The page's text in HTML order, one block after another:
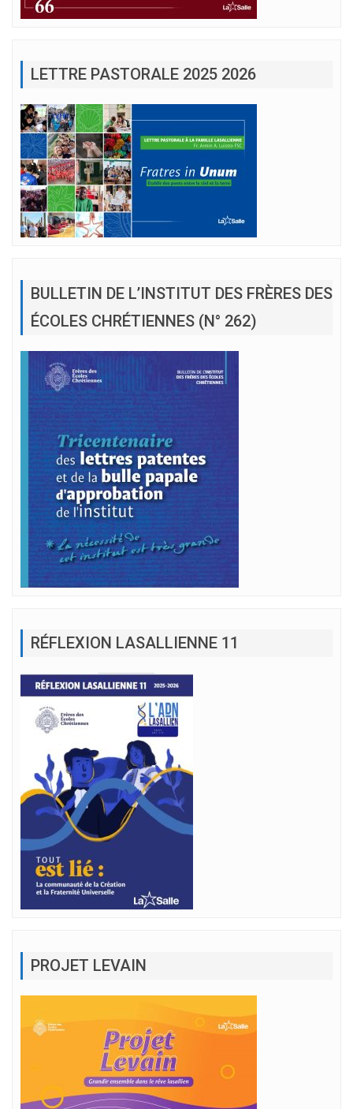
LETTRE PASTORALE 2025 2026
BULLETIN DE L’INSTITUT DES FRÈRES DES
ÉCOLES CHRÉTIENNES (N° 262)
RÉFLEXION LASALLIENNE 11
PROJET LEVAIN